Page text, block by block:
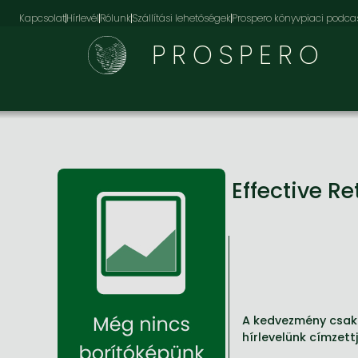
KapcsolatHírlevélRólunkSzállítási lehetőségekProspero könyvpiaci
PROSPERO
Effective
A kedvezmény
hírlevelünk